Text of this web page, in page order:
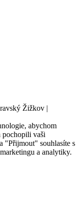
Žižkov |
abychom
pochopili vaši
"Přijmout" souhlasíte s
a analytiky.